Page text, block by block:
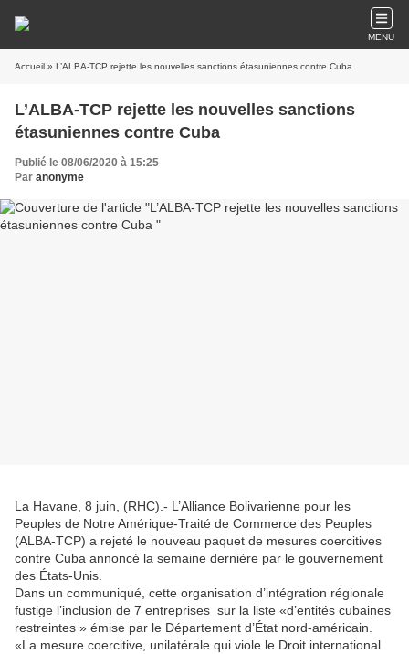
MENU
Accueil » L’ALBA-TCP rejette les nouvelles sanctions étasuniennes contre Cuba
L’ALBA-TCP rejette les nouvelles sanctions
étasuniennes contre Cuba
Publié le 08/06/2020 à 15:25
Par anonyme
La Havane, 8 juin, (RHC).- L’Alliance Bolivarienne pour les
Peuples de Notre Amérique-Traité de Commerce des Peuples
(ALBA-TCP) a rejeté le nouveau paquet de mesures coercitives
contre Cuba annoncé la semaine dernière par le gouvernement
des États-Unis.
Dans un communiqué, cette organisation d’intégration régionale
fustige l’inclusion de 7 entreprises sur la liste «d’entités cubaines
restreintes » émise par le Département d’État nord-américain.
«La mesure coercitive, unilatérale qui viole le Droit international